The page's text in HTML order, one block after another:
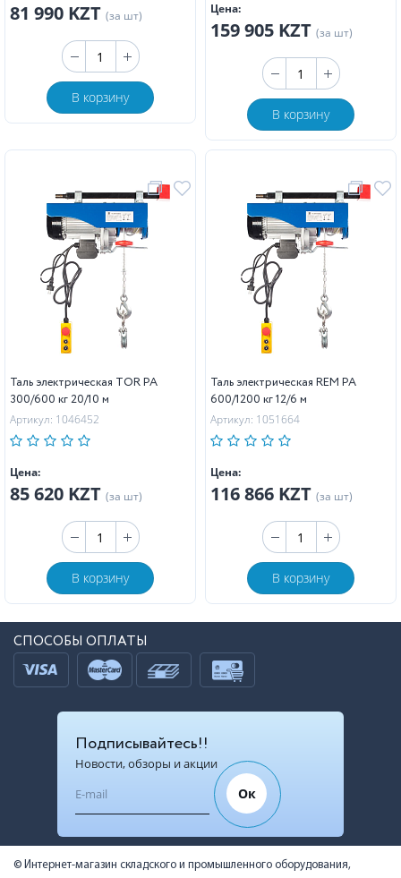
81 990 KZT (за шт)
В корзину
Цена:
159 905 KZT (за шт)
В корзину
Таль электрическая TOR PA
300/600 кг 20/10 м
Артикул: 1046452
Цена:
85 620 KZT (за шт)
В корзину
Таль электрическая REM PA
600/1200 кг 12/6 м
Артикул: 1051664
Цена:
116 866 KZT (за шт)
В корзину
СПОСОБЫ ОПЛАТЫ
Подписывайтесь!!
Новости, обзоры и акции
Ок
© Интернет-магазин складского и промышленного оборудования,